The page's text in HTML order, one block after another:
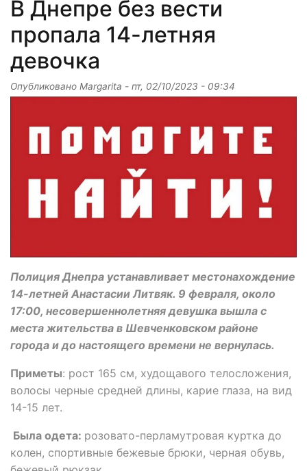
В Днепре без вести
пропала 14-летняя
девочка
Опубликовано Margarita - пт, 02/10/2023 - 09:34
Полиция Днепра устанавливает местонахождение
14-летней Анастасии Литвяк. 9 февраля, около
17:00, несовершеннолетняя девушка вышла с
места жительства в Шевченковском районе
города и до настоящего времени не вернулась.
Приметы: рост 165 см, худощавого телосложения,
волосы черные средней длины, карие глаза, на вид
14-15 лет.
Была одета: розовато-перламутровая куртка до
колен, спортивные бежевые брюки, черная обувь,